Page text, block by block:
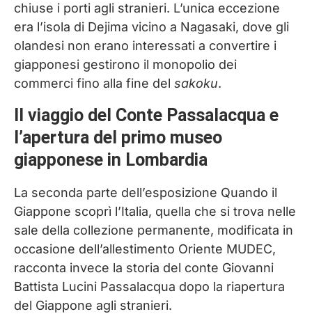
chiuse i porti agli stranieri. L’unica eccezione
era l’isola di Dejima vicino a Nagasaki, dove gli
olandesi non erano interessati a convertire i
giapponesi gestirono il monopolio dei
commerci fino alla fine del sakoku.
Il viaggio del Conte Passalacqua e
l’apertura del primo museo
giapponese in Lombardia
La seconda parte dell’esposizione Quando il
Giappone scoprì l’Italia, quella che si trova nelle
sale della collezione permanente, modificata in
occasione dell’allestimento Oriente MUDEC,
racconta invece la storia del conte Giovanni
Battista Lucini Passalacqua dopo la riapertura
del Giappone agli stranieri.